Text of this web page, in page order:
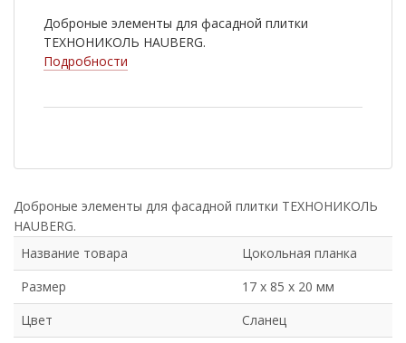
Доброные элементы для фасадной плитки
ТЕХНОНИКОЛЬ HAUBERG.
Подробности
Доброные элементы для фасадной плитки ТЕХНОНИКОЛЬ
HAUBERG.
Название товара
Цокольная планка
Размер
17 х 85 х 20 мм
Цвет
Сланец